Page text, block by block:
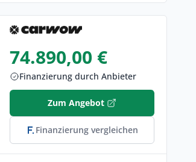
74.890,00 €
Finanzierung durch Anbieter
Zum Angebot
Finanzierung vergleichen